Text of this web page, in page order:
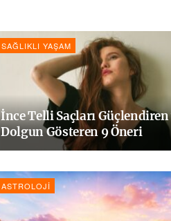
SAĞLIKLI YAŞAM
İnce Telli Saçları Güçlendiren
Dolgun Gösteren 9 Öneri
ASTROLOJI